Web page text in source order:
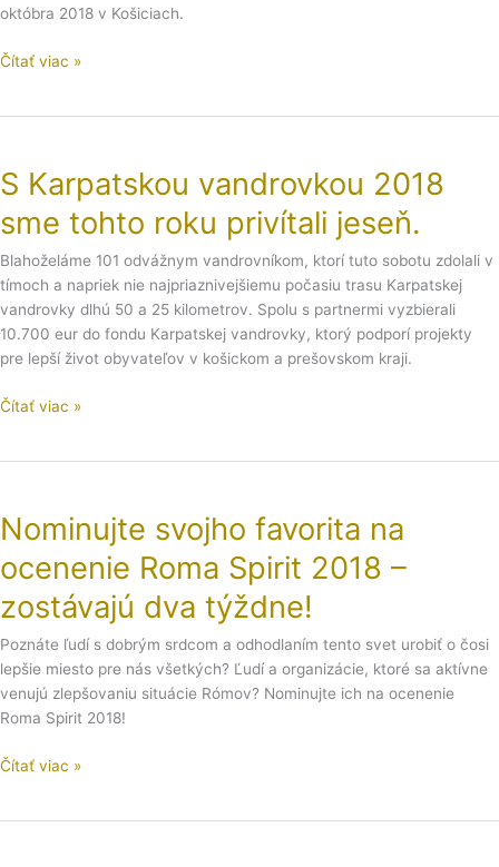
októbra 2018 v Košiciach.
Čítať viac »
S Karpatskou vandrovkou 2018
sme tohto roku privítali jeseň.
Blahoželáme 101 odvážnym vandrovníkom, ktorí tuto sobotu zdolali v
tímoch a napriek nie najpriaznivejšiemu počasiu trasu Karpatskej
vandrovky dlhú 50 a 25 kilometrov. Spolu s partnermi vyzbierali
10.700 eur do fondu Karpatskej vandrovky, ktorý podporí projekty
pre lepší život obyvateľov v košickom a prešovskom kraji.
vandrovkou
2018
sme
tohto
roku
privítali
jeseň.
Čítať viac »
Nominujte svojho favorita na
ocenenie Roma Spirit 2018 –
zostávajú dva týždne!
Poznáte ľudí s dobrým srdcom a odhodlaním tento svet urobiť o čosi
lepšie miesto pre nás všetkých? Ľudí a organizácie, ktoré sa aktívne
venujú zlepšovaniu situácie Rómov? Nominujte ich na ocenenie
Roma Spirit 2018!
favorita
ocenenie
Spirit
2018
–
zostávajú
dva
Čítať viac »